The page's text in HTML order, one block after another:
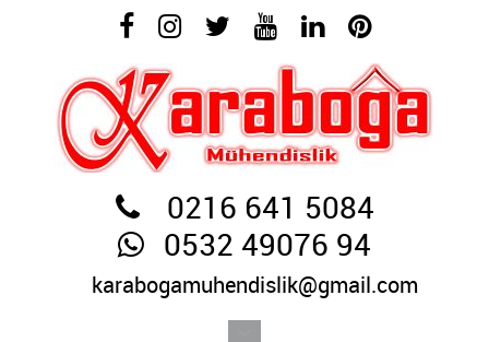
0216 641 5084
0532 49076 94
karabogamuhendislik@gmail.com